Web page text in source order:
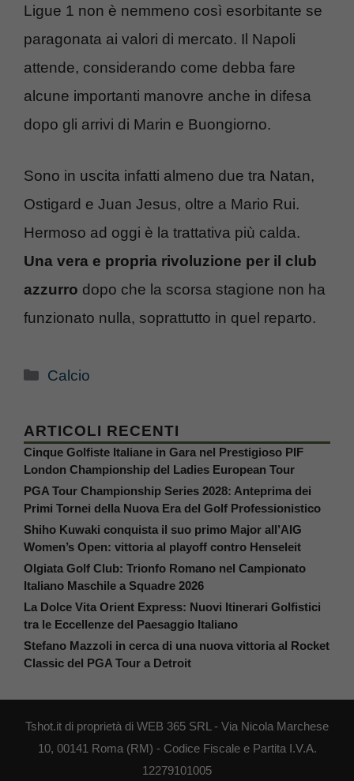
Ligue 1 non è nemmeno così esorbitante se
paragonata ai valori di mercato. Il Napoli
attende, considerando come debba fare
alcune importanti manovre anche in difesa
dopo gli arrivi di Marin e Buongiorno.
Sono in uscita infatti almeno due tra Natan,
Ostigard e Juan Jesus, oltre a Mario Rui.
Hermoso ad oggi è la trattativa più calda.
Una vera e propria rivoluzione per il club
azzurro dopo che la scorsa stagione non ha
funzionato nulla, soprattutto in quel reparto.
Categorie
Calcio
ARTICOLI RECENTI
Cinque Golfiste Italiane in Gara nel Prestigioso PIF
London Championship del Ladies European Tour
PGA Tour Championship Series 2028: Anteprima dei
Primi Tornei della Nuova Era del Golf Professionistico
Shiho Kuwaki conquista il suo primo Major all’AIG
Women’s Open: vittoria al playoff contro Henseleit
Olgiata Golf Club: Trionfo Romano nel Campionato
Italiano Maschile a Squadre 2026
La Dolce Vita Orient Express: Nuovi Itinerari Golfistici
tra le Eccellenze del Paesaggio Italiano
Stefano Mazzoli in cerca di una nuova vittoria al Rocket
Classic del PGA Tour a Detroit
Tshot.it di proprietà di WEB 365 SRL - Via Nicola Marchese
10, 00141 Roma (RM) - Codice Fiscale e Partita I.V.A.
12279101005